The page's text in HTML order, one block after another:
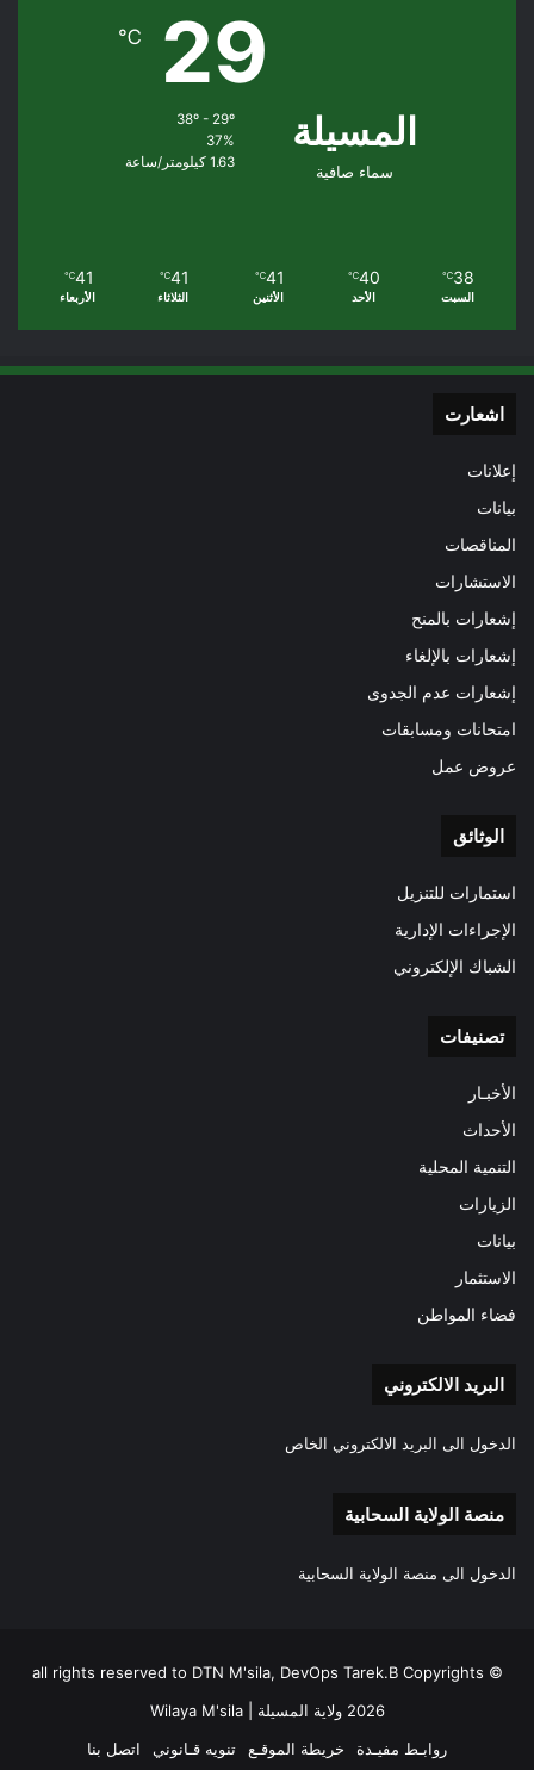
المسيلة
سماء صافية
29
℃
38º - 29º
37%
1.63 كيلومتر/ساعة
38
℃
السبت
40
℃
الأحد
41
℃
الأثنين
41
℃
الثلاثاء
41
℃
الأربعاء
اشعارت
إعلانات
بيانات
المناقصات
الاستشارات
إشعارات بالمنح
إشعارات بالإلغاء
إشعارات عدم الجدوى
امتحانات ومسابقات
عروض عمل
الوثائق
استمارات للتنزيل
الإجراءات الإدارية
الشباك الإلكتروني
تصنيفات
الأخبـار
الأحداث
التنمية المحلية
الزيارات
بيانات
الاستثمار
فضاء المواطن
البريد الالكتروني
الدخول الى البريد الالكتروني الخاص
منصة الولاية السحابية
الدخول الى منصة الولاية السحابية
all rights reserved to DTN M'sila, DevOps Tarek.B Copyrights ©
2026 ولاية المسيلة | Wilaya M'sila
روابـط مفيـدة
خريطة الموقـع تنويه قـانوني اتصل بنا